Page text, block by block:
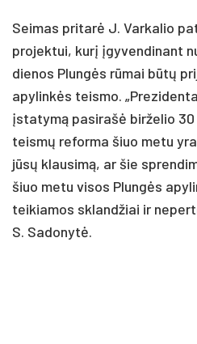
Seimas pritarė J. Varkalio
projektui, kurį įgyvendinant
dienos Plungės rūmai būtų
apylinkės teismo.
įstatymą pasirašė birželio
teismų reforma šiuo metu
jūsų klausimą, ar šie
šiuo metu visos Plungės
teikiamos sklandžiai ir
S. Sadonytė.